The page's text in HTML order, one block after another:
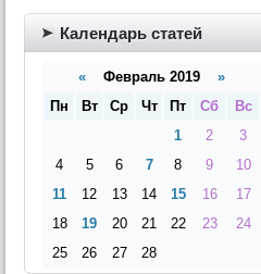
Календарь статей
« Февраль 2019 »
Пн
Вт Ср Чт Пт Сб
Вс
1
2
3
4
5 6 7 8 9
10
11
12 13 14 15 16
17
18
19 20 21 22 23
24
25
26 27 28